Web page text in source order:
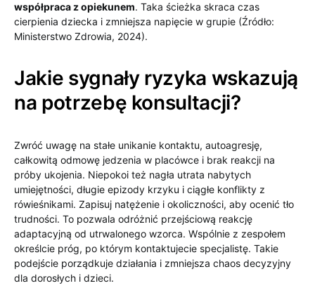
współpraca z opiekunem. Taka ścieżka skraca czas
cierpienia dziecka i zmniejsza napięcie w grupie (Źródło:
Ministerstwo Zdrowia, 2024).
Jakie sygnały ryzyka wskazują
na potrzebę konsultacji?
Zwróć uwagę na stałe unikanie kontaktu, autoagresję,
całkowitą odmowę jedzenia w placówce i brak reakcji na
próby ukojenia. Niepokoi też nagła utrata nabytych
umiejętności, długie epizody krzyku i ciągłe konflikty z
rówieśnikami. Zapisuj natężenie i okoliczności, aby ocenić tło
trudności. To pozwala odróżnić przejściową reakcję
adaptacyjną od utrwalonego wzorca. Wspólnie z zespołem
określcie próg, po którym kontaktujecie specjalistę. Takie
podejście porządkuje działania i zmniejsza chaos decyzyjny
dla dorosłych i dzieci.